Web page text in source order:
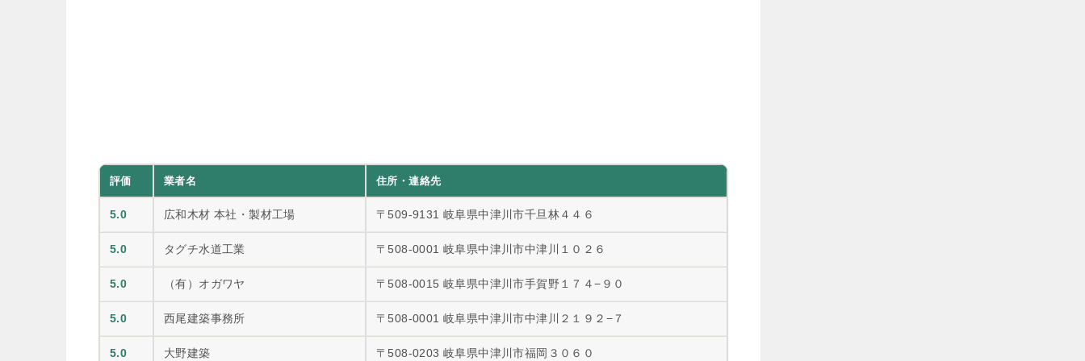
評価 業者名 住所・連絡先
5.0 広和木材 本社・製材工場 〒509-9131 岐阜県中津川市千旦林４４６
5.0 タグチ水道工業 〒508-0001 岐阜県中津川市中津川１０２６
5.0 （有）オガワヤ 〒508-0015 岐阜県中津川市手賀野１７４−９０
5.0 西尾建築事務所 〒508-0001 岐阜県中津川市中津川２１９２−７
5.0 大野建築 〒508-0203 岐阜県中津川市福岡３０６０